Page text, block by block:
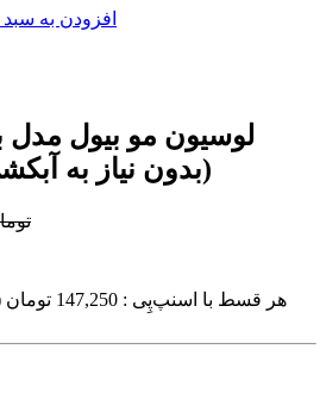
افزودن به
لوسیون مو بیول مدل
(بدون نیاز به آبکشی)
هر قسط با اسنپ‌پِی : 147,250